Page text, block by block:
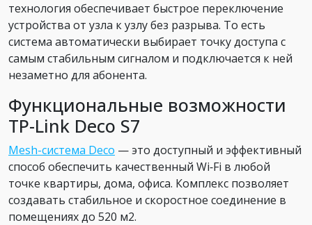
технология обеспечивает быстрое переключение
устройства от узла к узлу без разрыва. То есть
система автоматически выбирает точку доступа с
самым стабильным сигналом и подключается к ней
незаметно для абонента.
Функциональные возможности
TP-Link Deco S7
Mesh-система Deco — это доступный и эффективный
способ обеспечить качественный Wi‑Fi в любой
точке квартиры, дома, офиса. Комплекс позволяет
создавать стабильное и скоростное соединение в
помещениях до 520 м2.